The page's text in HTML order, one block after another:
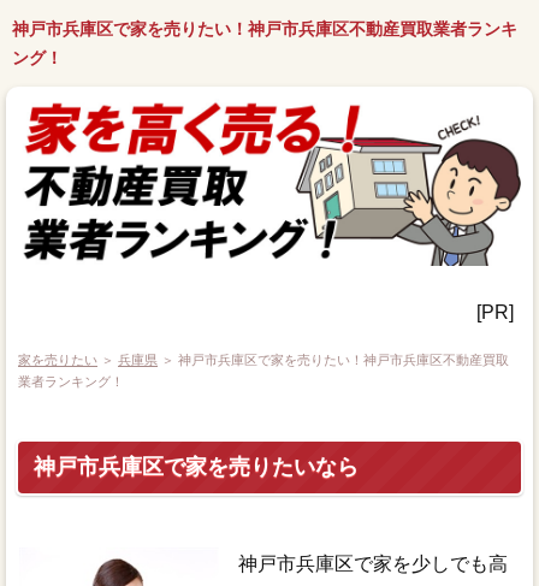
神戸市兵庫区で家を売りたい！神戸市兵庫区不動産買取業者ランキ
ング！
[PR]
家を売りたい ＞ 兵庫県 ＞ 神戸市兵庫区で家を売りたい！神戸市兵庫区不動産買取
業者ランキング！
神戸市兵庫区で家を売りたいなら
神戸市兵庫区で家を少しでも高